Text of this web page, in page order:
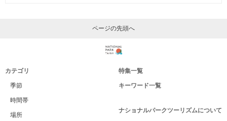
ページの先頭へ
カテゴリ
季節
時間帯
場所
特集一覧
キーワード一覧
ナショナルパークツーリズムについて